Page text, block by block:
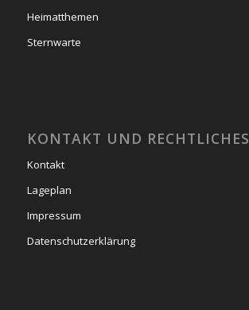
Heimatthemen
Sternwarte
KONTAKT UND RECHTLICHES
Kontakt
Lageplan
Impressum
Datenschutzerklärung